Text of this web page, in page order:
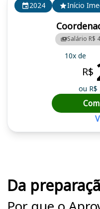
2024 Início
Salário R$
10x de
R$
ou R$
Da